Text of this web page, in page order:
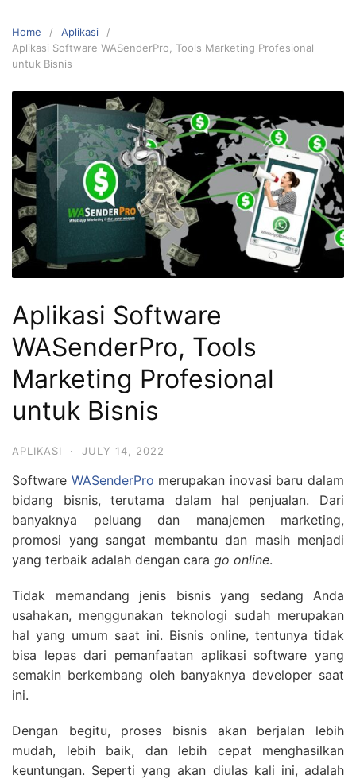
Home
Aplikasi
Aplikasi Software WASenderPro, Tools Marketing Profesional
untuk Bisnis
Aplikasi Software
WASenderPro, Tools
Marketing Profesional
untuk Bisnis
APLIKASI · JULY 14, 2022
Software WASenderPro merupakan inovasi baru dalam
bidang bisnis, terutama dalam hal penjualan. Dari
banyaknya peluang dan manajemen marketing,
promosi yang sangat membantu dan masih menjadi
yang terbaik adalah dengan cara go online.
Tidak memandang jenis bisnis yang sedang Anda
usahakan, menggunakan teknologi sudah merupakan
hal yang umum saat ini. Bisnis online, tentunya tidak
bisa lepas dari pemanfaatan aplikasi software yang
semakin berkembang oleh banyaknya developer saat
ini.
Dengan begitu, proses bisnis akan berjalan lebih
mudah, lebih baik, dan lebih cepat menghasilkan
keuntungan. Seperti yang akan diulas kali ini, adalah